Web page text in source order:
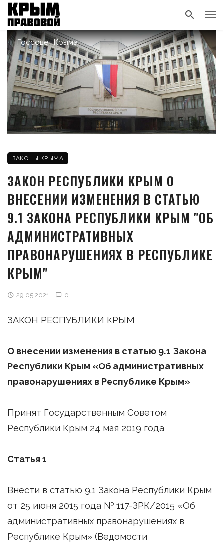
Госсовет Крыма
ЗАКОНЫ КРЫМА
ЗАКОН РЕСПУБЛИКИ КРЫМ О
ВНЕСЕНИИ ИЗМЕНЕНИЯ В СТАТЬЮ
9.1 ЗАКОНА РЕСПУБЛИКИ КРЫМ "ОБ
АДМИНИСТРАТИВНЫХ
ПРАВОНАРУШЕНИЯХ В РЕСПУБЛИКЕ
КРЫМ"
29.05.2021 0
ЗАКОН РЕСПУБЛИКИ КРЫМ
О внесении изменения в статью 9.1 Закона
Республики Крым «Об административных
правонарушениях в Республике Крым»
Принят Государственным Советом
Республики Крым 24 мая 2019 года
Статья 1
Внести в статью 9.1 Закона Республики Крым
от 25 июня 2015 года № 117-ЗРК/2015 «Об
административных правонарушениях в
Республике Крым» (Ведомости